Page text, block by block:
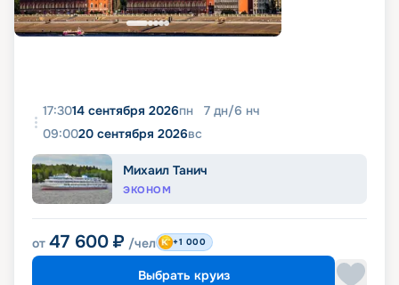
17:3014 сентября 2026пн 7 дн/6 нч
09:0020 сентября 2026вс
Михаил Танич
ЭКОНОМ
от 47 600 ₽ /чел +1 000
Выбрать круиз